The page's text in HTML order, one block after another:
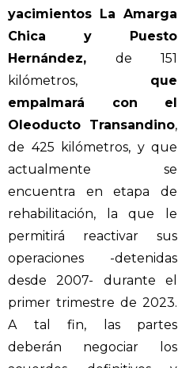
yacimientos La Amarga
Chica y Puesto
Hernández, de 151
kilómetros, que
empalmará con el
Oleoducto Transandino,
de 425 kilómetros, y que
actualmente se
encuentra en etapa de
rehabilitación, la que le
permitirá reactivar sus
operaciones -detenidas
desde 2007- durante el
primer trimestre de 2023.
A tal fin, las partes
deberán negociar los